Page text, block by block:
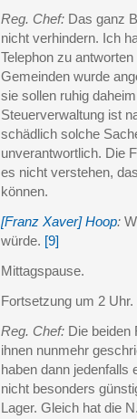
Reg. Chef: Das ganz
nicht verhindern. Ich
Telephon zu
Gemeinden wurde
sie sollen ruhig
Steuerverwaltung ist
schädlich solche
unverantwortlich. Die
es nicht verstehen,
können.
[Franz Xaver] Hoop:
würde. [9]
Mittagspause.
Fortsetzung um 2 Uhr.
Reg. Chef: Die beiden
ihnen nunmehr
haben dann jedenfalls
nicht besonders
Lager. Gleich hat die